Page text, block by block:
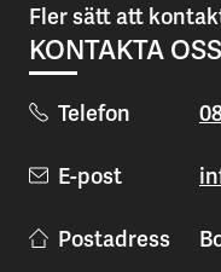
Fler sätt att
KONTAKTA OSS
Telefon
E-post
Postadress